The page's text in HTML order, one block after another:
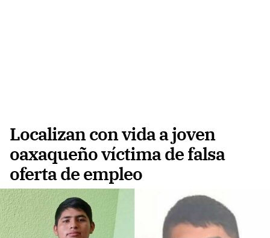
Localizan con vida a joven
oaxaqueño víctima de falsa
oferta de empleo